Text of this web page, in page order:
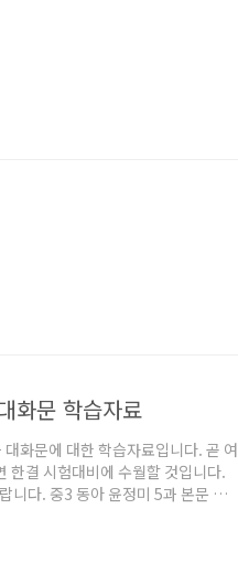
화문 학습자료
화문에 대한 학습자료입니다. 곧 여
한결 시험대비에 수월할 것입니다.
니다. 중3 동아 윤정미 5과 본문 학
하게 문장 문석을 해보며 내용을